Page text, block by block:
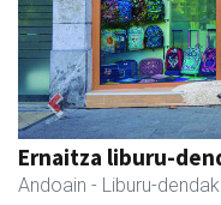
Izkiriota ardoak
Andoain - Ardoak
Previous